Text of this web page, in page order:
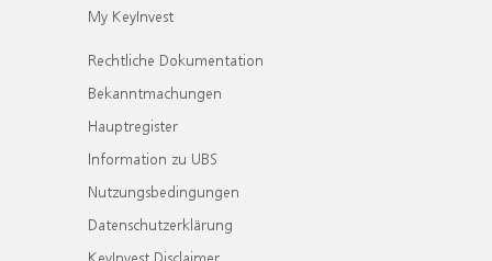
My KeyInvest
Rechtliche Dokumentation
Bekanntmachungen
Hauptregister
Information zu UBS
Nutzungsbedingungen
Datenschutzerklärung